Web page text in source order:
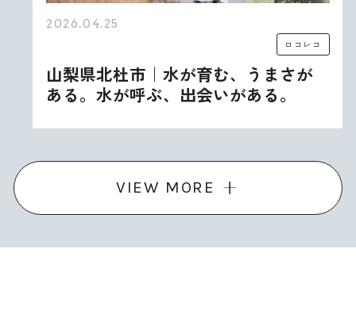
2026.04.25
ロコレコ
山梨県北杜市｜水が育む、うまさが
ある。水が呼ぶ、出会いがある。
VIEW MORE